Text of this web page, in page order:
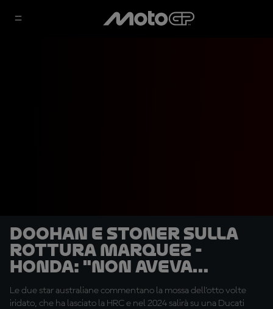
Doohan e Stoner sulla
rottura Marquez -
Honda: "Non aveva
scelta"
Le due star australiane commentano la mossa dell'otto volte
iridato, che ha lasciato la HRC e nel 2024 salirà su una Ducati